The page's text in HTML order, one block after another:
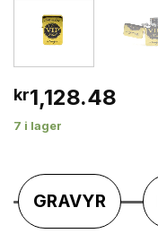
kr1,128.48
7 i lager
GRAVYR